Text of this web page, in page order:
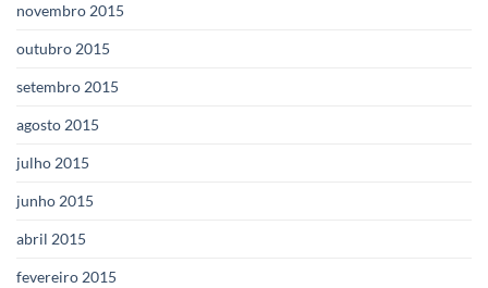
novembro 2015
outubro 2015
setembro 2015
agosto 2015
julho 2015
junho 2015
abril 2015
fevereiro 2015